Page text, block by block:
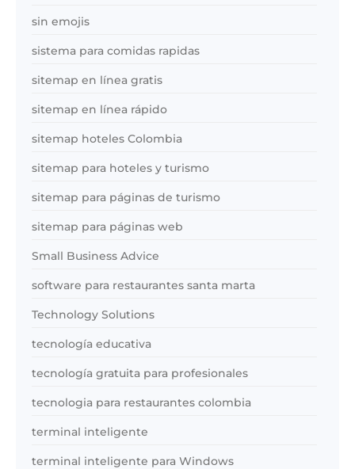
sin emojis
sistema para comidas rapidas
sitemap en línea gratis
sitemap en línea rápido
sitemap hoteles Colombia
sitemap para hoteles y turismo
sitemap para páginas de turismo
sitemap para páginas web
Small Business Advice
software para restaurantes santa marta
Technology Solutions
tecnología educativa
tecnología gratuita para profesionales
tecnologia para restaurantes colombia
terminal inteligente
terminal inteligente para Windows